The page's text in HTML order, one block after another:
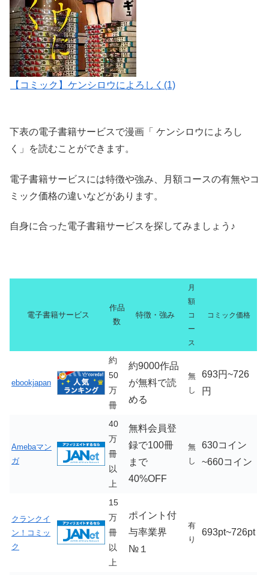
【コミック】ケンシロウによろしく(1)
下表の電子書籍サービスで漫画「 ケンシロウによろし
く」を読むことができます。
電子書籍サービスには特徴や強み、月額コースの有無やコ
ミック価格の違いなどがあります。
自身に合った電子書籍サービスを探してみましょう♪
電子書籍サービス
作品
数
特徴・強み
月
額
コ
ー
ス
コミック価格
ebookjapan
約
50
万
冊
約9000作品
が無料で読
める
無
し
693円~726
円
Amebaマン
ガ
40
万
冊
以
上
無料会員登
録で100冊
まで
40%OFF
無
し
630コイン
~660コイン
クランクイ
ン！コミッ
ク
15
万
冊
以
上
ポイント付
与率業界
№１
有
り
693pt~726pt